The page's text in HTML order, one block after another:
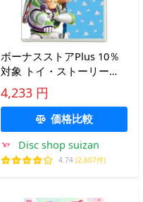
ボーナスストアPlus 10％
対象 トイ・ストーリー
Blu-ray+DVD
4,233 円
価格比較
Disc shop suizan
4.74 (2,607件)